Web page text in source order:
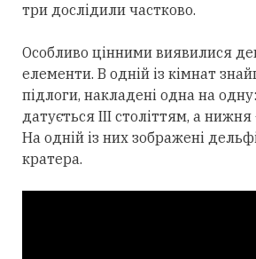
три дослідили частково.
Особливо цінними виявилися
елементи. В одній із кімнат
підлоги, накладені одна на
датується III століттям, а нижня
На одній із них зображені
кратера.